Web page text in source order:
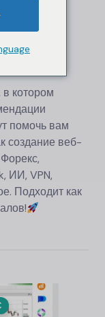
котором
помочь вам
создание веб-
ИИ, VPN,
Подходит как